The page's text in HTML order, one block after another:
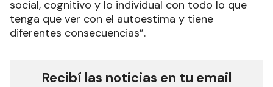
social, cognitivo y lo individual con todo lo que
tenga que ver con el autoestima y tiene
diferentes consecuencias”.
Recibí las noticias en tu email